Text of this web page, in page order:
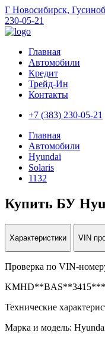
Г Новосибирск,
230-05-21
Главная
Автомобили
Кредит
Трейд-Ин
Контакты
+7 (383) 230-05-21
Главная
Автомобили
Hyundai
Solaris
1132
Купить БУ
Характеристики VIN
Проверка по VIN-
KMHD**BAS**3415***
Технические
Марка и модель: